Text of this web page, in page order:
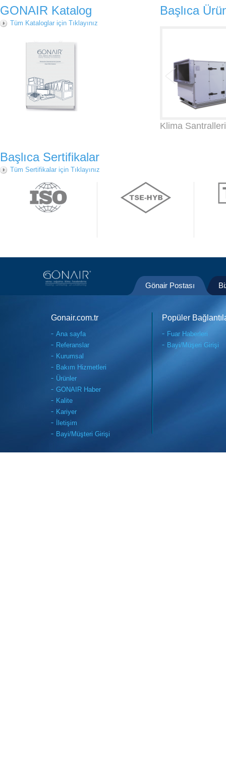
GONAIR Katalog
Tüm Kataloglar için Tıklayınız
Başlıca
Klima Santralleri
Başlıca Sertifikalar
Tüm Sertifikalar için Tıklayınız
Gönair Postası
Gonair.com.tr
Ana sayfa
Referanslar
Kurumsal
Bakım Hizmetleri
Ürünler
GONAIR Haber
Kalite
Kariyer
İletişim
Bayi/Müşteri Girişi
Popüler
Fuar Haberleri
Bayi/Müşeri Girişi